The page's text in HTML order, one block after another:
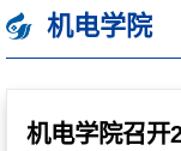
机电学院
机电学院召开